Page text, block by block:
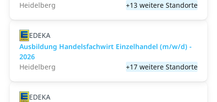
Heidelberg
+13 weitere Standorte
EDEKA
Ausbildung Handelsfachwirt Einzelhandel (m/w/d) -
2026
Heidelberg
+17 weitere Standorte
EDEKA